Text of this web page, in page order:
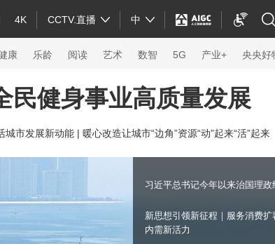
4K CCTV.直播 中
天天学习
影音
康 乐龄 阅读 艺术 数智 5G 产业+ 央央好
民健身事业高质量发展
城市发展新动能 | 暖心改造让城市“边角”资源“动”起来“活”起来
习近平总书记今年以来治国理政
新思想引领新征程｜服务消费
内需新活力